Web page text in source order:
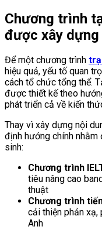
Chương trình
được xây
Để một chương trình
hiệu quả, yếu tố quan
cách tổ chức tổng thể.
được thiết kế theo
phát triển cả về kiến
Thay vì xây dựng nội
định hướng chính nhằm
sinh:
Chương trình
tiêu nâng cao
thuật
Chương trình
cải thiện phản
Anh